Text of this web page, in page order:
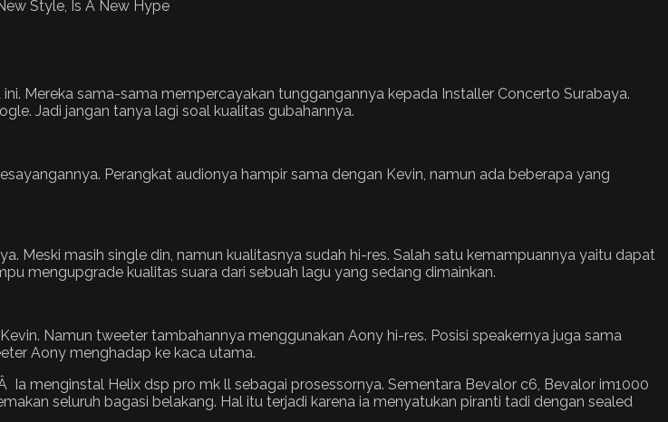
Mereka sama-sama mempercayakan tunggangannya kepada Installer Concerto Surabaya.
Jadi jangan tanya lagi soal kualitas gubahannya.
Perangkat audionya hampir sama dengan Kevin, namun ada beberapa yang
Meski masih single din, namun kualitasnya sudah hi-res. Salah satu kemampuannya yaitu dapat
mengupgrade kualitas suara dari sebuah lagu yang sedang dimainkan.
Namun tweeter tambahannya menggunakan Aony hi-res. Posisi speakernya juga sama
Aony menghadap ke kaca utama.
menginstal Helix dsp pro mk ll sebagai prosessornya. Sementara Bevalor c6, Bevalor im1000
seluruh bagasi belakang. Hal itu terjadi karena ia menyatukan piranti tadi dengan sealed